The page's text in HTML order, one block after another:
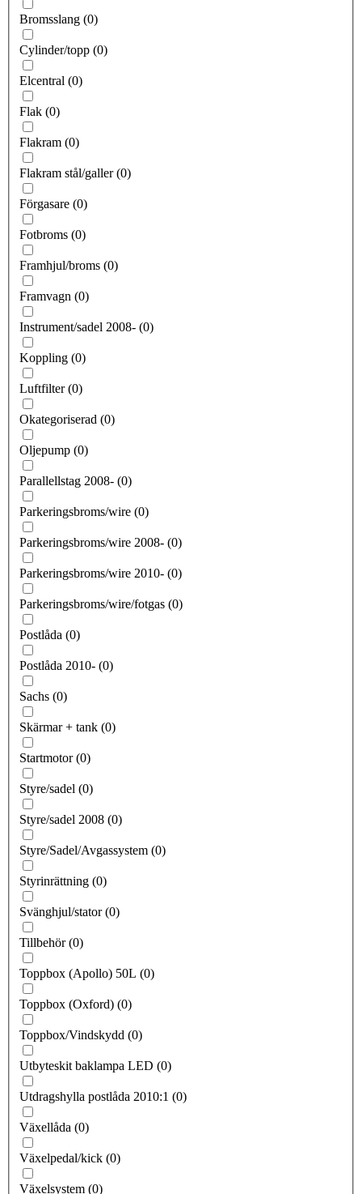
Bromsslang (0)
Cylinder/topp (0)
Elcentral (0)
Flak (0)
Flakram (0)
Flakram stål/galler (0)
Förgasare (0)
Fotbroms (0)
Framhjul/broms (0)
Framvagn (0)
Instrument/sadel 2008- (0)
Koppling (0)
Luftfilter (0)
Okategoriserad (0)
Oljepump (0)
Parallellstag 2008- (0)
Parkeringsbroms/wire (0)
Parkeringsbroms/wire 2008- (0)
Parkeringsbroms/wire 2010- (0)
Parkeringsbroms/wire/fotgas (0)
Postlåda (0)
Postlåda 2010- (0)
Sachs (0)
Skärmar + tank (0)
Startmotor (0)
Styre/sadel (0)
Styre/sadel 2008 (0)
Styre/Sadel/Avgassystem (0)
Styrinrättning (0)
Svänghjul/stator (0)
Tillbehör (0)
Toppbox (Apollo) 50L (0)
Toppbox (Oxford) (0)
Toppbox/Vindskydd (0)
Utbyteskit baklampa LED (0)
Utdragshylla postlåda 2010:1 (0)
Växellåda (0)
Växelpedal/kick (0)
Växelsystem (0)